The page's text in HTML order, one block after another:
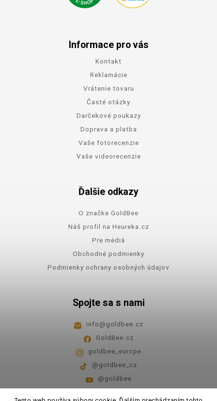
Informace pro vás
Kontakt
Reklamácie
Vrátenie tovaru
Časté otázky
Darčekové poukazy
Doprava a platba
Vaše fotorecenzie
Vaše videorecenzie
Ďalšie odkazy
O značke GoldBee
Náš profil na Heureka.cz
Pre médiá
Obchodné podmienky
Podmienky ochrany osobných údajov
Spojte sa s nami
info@goldbee.cz
GoldBee.cz
goldbee_europe
@goldbee_cz
@goldbee
Pondelok - piatok 8:00-14:00